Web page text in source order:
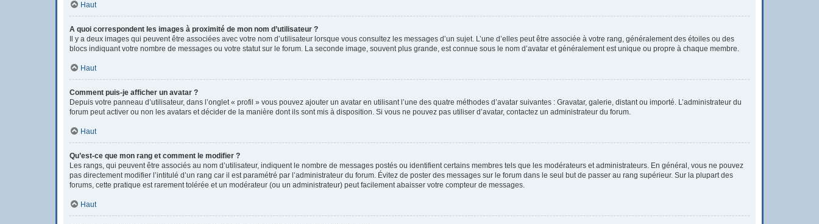
Haut
A quoi correspondent les images à proximité de mon nom d’utilisateur ?
Il y a deux images qui peuvent être associées avec votre nom d’utilisateur lorsque vous consultez les messages d’un sujet. L’une d’elles peut être associée à votre rang, généralement des étoiles ou des
blocs indiquant votre nombre de messages ou votre statut sur le forum. La seconde image, souvent plus grande, est connue sous le nom d’avatar et généralement est unique ou propre à chaque membre.
Haut
Comment puis-je afficher un avatar ?
Depuis votre panneau d’utilisateur, dans l’onglet « profil » vous pouvez ajouter un avatar en utilisant l’une des quatre méthodes d’avatar suivantes : Gravatar, galerie, distant ou importé. L’administrateur du
forum peut activer ou non les avatars et décider de la manière dont ils sont mis à disposition. Si vous ne pouvez pas utiliser d’avatar, contactez un administrateur du forum.
Haut
Qu’est-ce que mon rang et comment le modifier ?
Les rangs, qui peuvent être associés au nom d’utilisateur, indiquent le nombre de messages postés ou identifient certains membres tels que les modérateurs et administrateurs. En général, vous ne pouvez
pas directement modifier l’intitulé d’un rang car il est paramétré par l’administrateur du forum. Évitez de poster des messages sur le forum dans le seul but de passer au rang supérieur. Sur la plupart des
forums, cette pratique est rarement tolérée et un modérateur (ou un administrateur) peut facilement abaisser votre compteur de messages.
Haut